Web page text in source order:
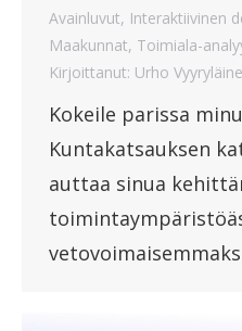
Avainluvut, Interaktiivinen
Maakunnat, Toimiala-
Kirjoittanut: Urho
Kokeile parissa
Kuntakatsauksen
auttaa sinua